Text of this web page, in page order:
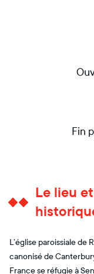
Fin
Le lieu
L’église paroissiale
canonisé de
France se réfugie à